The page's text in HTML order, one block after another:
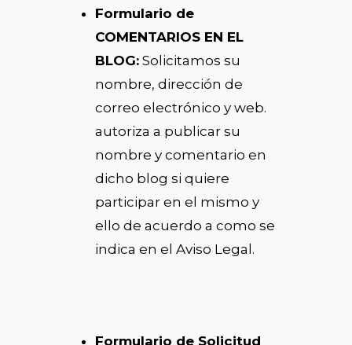
Formulario de
COMENTARIOS EN EL
BLOG:Solicitamos su
nombre, dirección de
correo electrónico y web.
autoriza a publicar su
nombre y comentario en
dicho blog si quiere
participar en el mismo y
ello de acuerdo a como se
indica en el Aviso Legal.
Formulario de Solicitud